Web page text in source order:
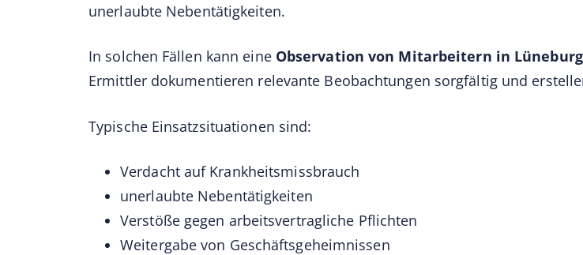
unerlaubte Nebentätigkeiten.
In solchen Fällen kann eine Observation von Mitarbeitern in Lüneburg
Ermittler dokumentieren relevante Beobachtungen sorgfältig und
Typische Einsatzsituationen sind:
Verdacht auf Krankheitsmissbrauch
unerlaubte Nebentätigkeiten
Verstöße gegen arbeitsvertragliche Pflichten
Weitergabe von Geschäftsgeheimnissen